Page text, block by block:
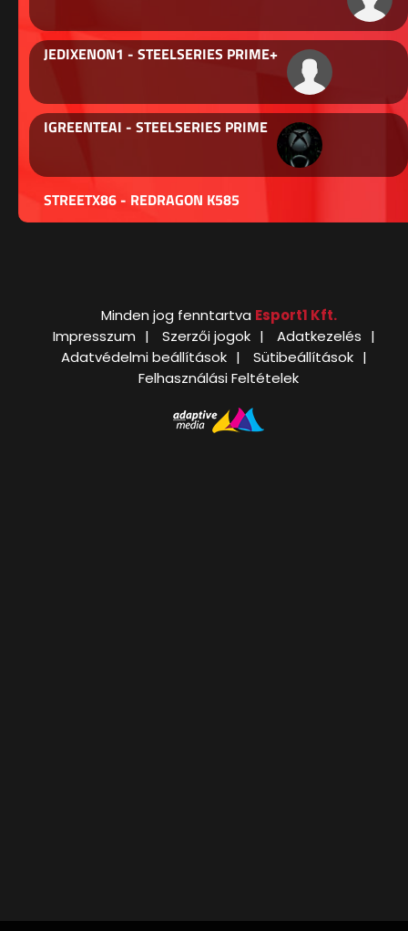
JEDIXENON1 - STEELSERIES PRIME+
IGREENTEAI - STEELSERIES PRIME
STREETX86 - REDRAGON K585
Minden jog fenntartva Esport1 Kft.
Impresszum
Szerzői jogok
Adatkezelés
Adatvédelmi beállítások
Sütibeállítások
Felhasználási Feltételek